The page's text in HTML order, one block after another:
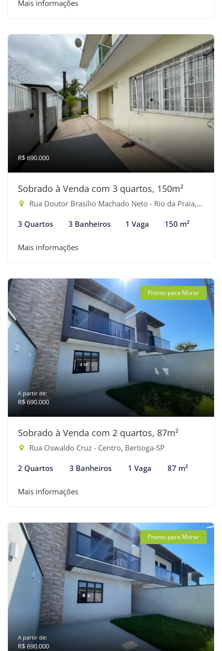
Mais informações
R$ 690.000
Sobrado à Venda com 3 quartos, 150m²
Rua Doutor Brasílio Machado Neto - Rio da Praia, Bertioga-SP
3 Quartos 3 Banheiros 1 Vaga 150 m²
Mais informações
Pronto para Morar
A partir de:
R$ 690.000
Sobrado à Venda com 2 quartos, 87m²
Rua Oswaldo Cruz - Centro, Bertioga-SP
2 Quartos 3 Banheiros 1 Vaga 87 m²
Mais informações
Pronto para Morar
A partir de:
R$ 690.000